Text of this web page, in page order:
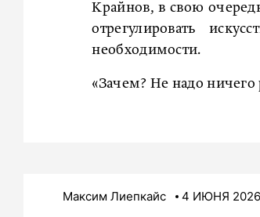
Крайнов, в свою
отрегулировать
необходимости.
«Зачем? Не надо ничего
Максим Лиепкайс 4 ИЮНЯ 2026